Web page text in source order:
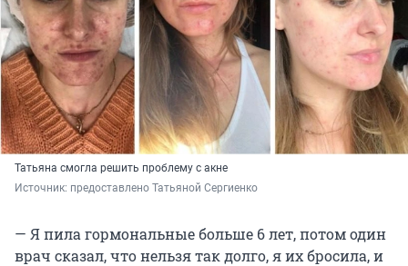
Татьяна смогла решить проблему с акне
Источник: предоставлено Татьяной Сергиенко
— Я пила гормональные больше 6 лет, потом один
врач сказал, что нельзя так долго, я их бросила, и